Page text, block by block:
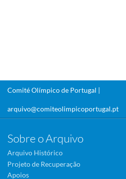
Comité Olímpico de Portugal |
arquivo@comiteolimpicoportugal.pt
Sobre o Arquivo
Arquivo Histórico
Projeto de Recuperação
Apoios